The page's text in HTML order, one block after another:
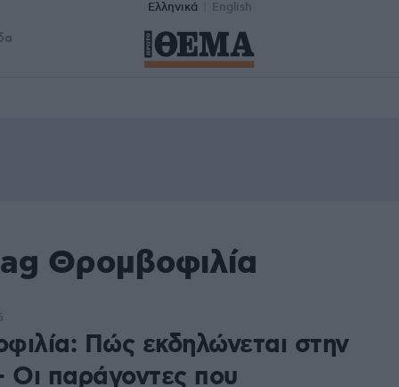
Ελληνικά English
Θρομβοφιλία
Πώς εκδηλώνεται στην
Οι παράγοντες που